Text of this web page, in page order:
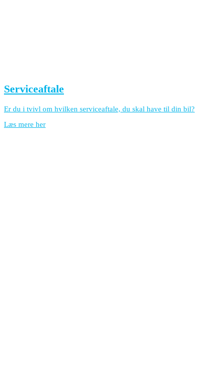
Serviceaftale
Er du i tvivl om hvilken serviceaftale, du skal have til din bil?
Læs mere her